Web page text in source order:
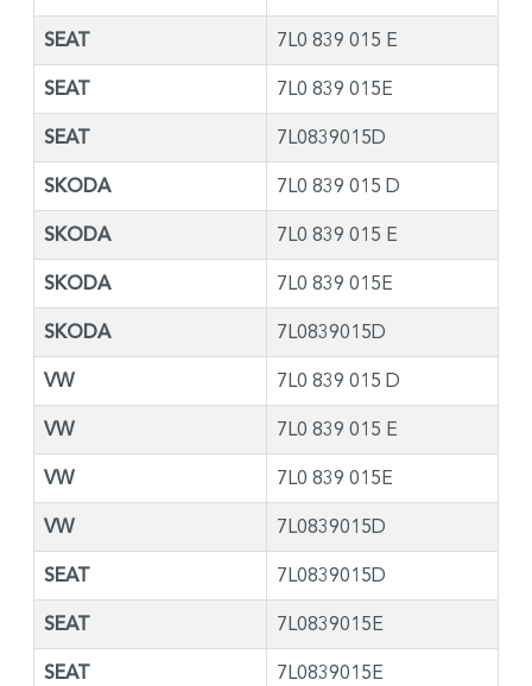
SEAT 7L0 839 015 E
SEAT 7L0 839 015E
SEAT 7L0839015D
SKODA 7L0 839 015 D
SKODA 7L0 839 015 E
SKODA 7L0 839 015E
SKODA 7L0839015D
VW 7L0 839 015 D
VW 7L0 839 015 E
VW 7L0 839 015E
VW 7L0839015D
SEAT 7L0839015D
SEAT 7L0839015E
SEAT 7L0839015E